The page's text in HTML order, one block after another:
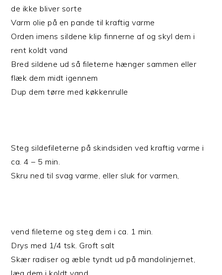
de ikke bliver sorte
Varm olie på en pande til kraftig varme
Orden imens sildene klip finnerne af og skyl dem i
rent koldt vand
Bred sildene ud så fileterne hænger sammen eller
flæk dem midt igennem
Dup dem tørre med køkkenrulle
Steg sildefileterne på skindsiden ved kraftig varme i
ca. 4 – 5 min.
Skru ned til svag varme, eller sluk for varmen,
vend fileterne og steg dem i ca. 1 min.
Drys med 1/4 tsk. Groft salt
Skær radiser og æble tyndt ud på mandolinjernet,
læg dem i koldt vand